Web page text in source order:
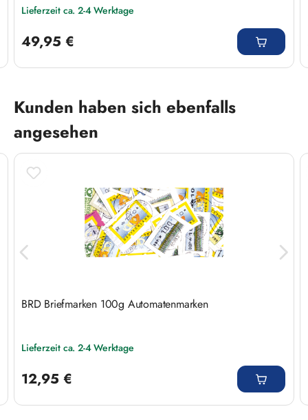
Lieferzeit ca. 2-4 Werktage
49,95 €
Produktgalerie überspringen
Kunden haben sich ebenfalls
angesehen
BRD Briefmarken 100g Automatenmarken
Lieferzeit ca. 2-4 Werktage
12,95 €